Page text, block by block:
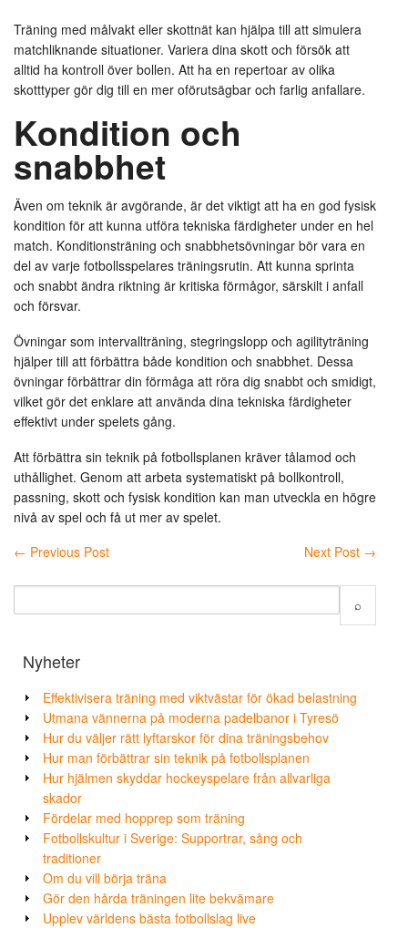
Träning med målvakt eller skottnät kan hjälpa till att simulera
matchliknande situationer. Variera dina skott och försök att
alltid ha kontroll över bollen. Att ha en repertoar av olika
skotttyper gör dig till en mer oförutsägbar och farlig anfallare.
Kondition och
snabbhet
Även om teknik är avgörande, är det viktigt att ha en god fysisk
kondition för att kunna utföra tekniska färdigheter under en hel
match. Konditionsträning och snabbhetsövningar bör vara en
del av varje fotbollsspelares träningsrutin. Att kunna sprinta
och snabbt ändra riktning är kritiska förmågor, särskilt i anfall
och försvar.
Övningar som intervallträning, stegringslopp och agilityträning
hjälper till att förbättra både kondition och snabbhet. Dessa
övningar förbättrar din förmåga att röra dig snabbt och smidigt,
vilket gör det enklare att använda dina tekniska färdigheter
effektivt under spelets gång.
Att förbättra sin teknik på fotbollsplanen kräver tålamod och
uthållighet. Genom att arbeta systematiskt på bollkontroll,
passning, skott och fysisk kondition kan man utveckla en högre
nivå av spel och få ut mer av spelet.
← Previous Post Next Post →
Nyheter
Effektivisera träning med viktvästar för ökad belastning
Utmana vännerna på moderna padelbanor i Tyresö
Hur du väljer rätt lyftarskor för dina träningsbehov
Hur man förbättrar sin teknik på fotbollsplanen
Hur hjälmen skyddar hockeyspelare från allvarliga
skador
Fördelar med hopprep som träning
Fotbollskultur i Sverige: Supportrar, sång och
traditioner
Om du vill börja träna
Gör den hårda träningen lite bekvämare
Upplev världens bästa fotbollslag live